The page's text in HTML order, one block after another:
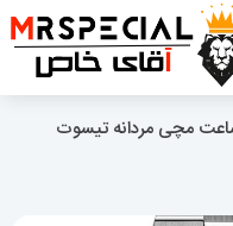
مچی مردانه تیسوت